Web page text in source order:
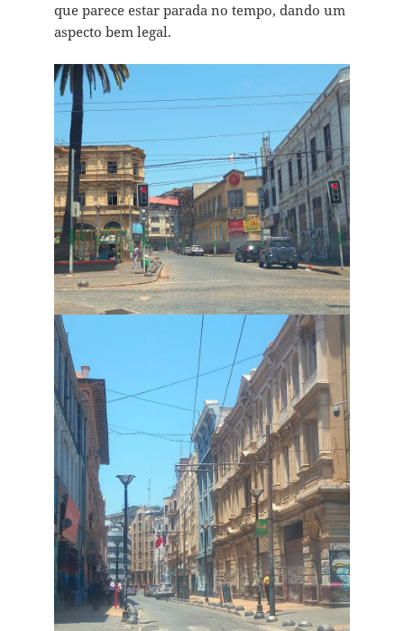
que parece estar parada no tempo, dando um
aspecto bem legal.